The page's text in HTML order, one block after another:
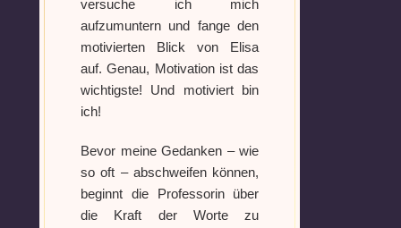
versuche ich mich
aufzumuntern und fange den
motivierten Blick von Elisa
auf. Genau, Motivation ist das
wichtigste! Und motiviert bin
ich!
Bevor meine Gedanken – wie
so oft – abschweifen können,
beginnt die Professorin über
die Kraft der Worte zu
Voraussetzung:5.
Magische
Artefakte
Loading
Voraussetzung:5.
Verteidigungsstunde
Du hast einen Gegenstand gefunden!
nur mit, wenn du ihn wirklich benötigst.